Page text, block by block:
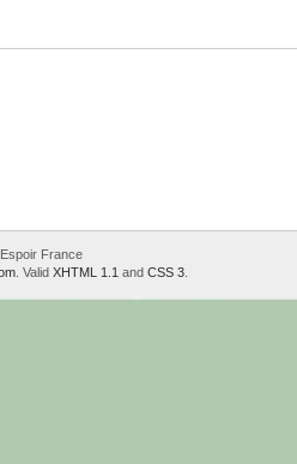
France
. Valid XHTML 1.1 and CSS 3